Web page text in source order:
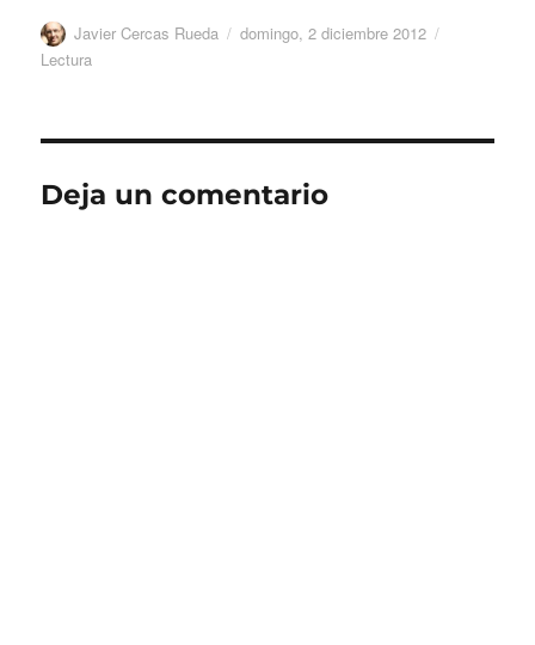
Autor
Javier Cercas Rueda
Publicado
domingo, 2 diciembre 2012
Lectura
Deja un comentario